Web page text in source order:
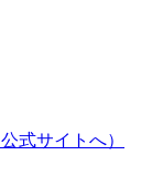
式サイトへ）